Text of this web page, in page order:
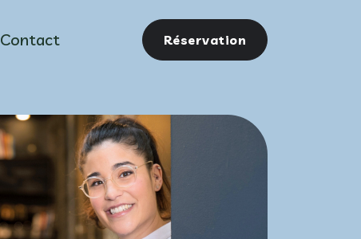
Contact Réservation